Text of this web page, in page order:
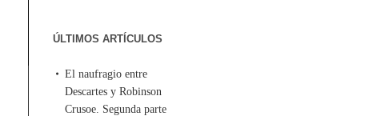
ÚLTIMOS ARTÍCULOS
El naufragio entre
Descartes y Robinson
Crusoe. Segunda parte